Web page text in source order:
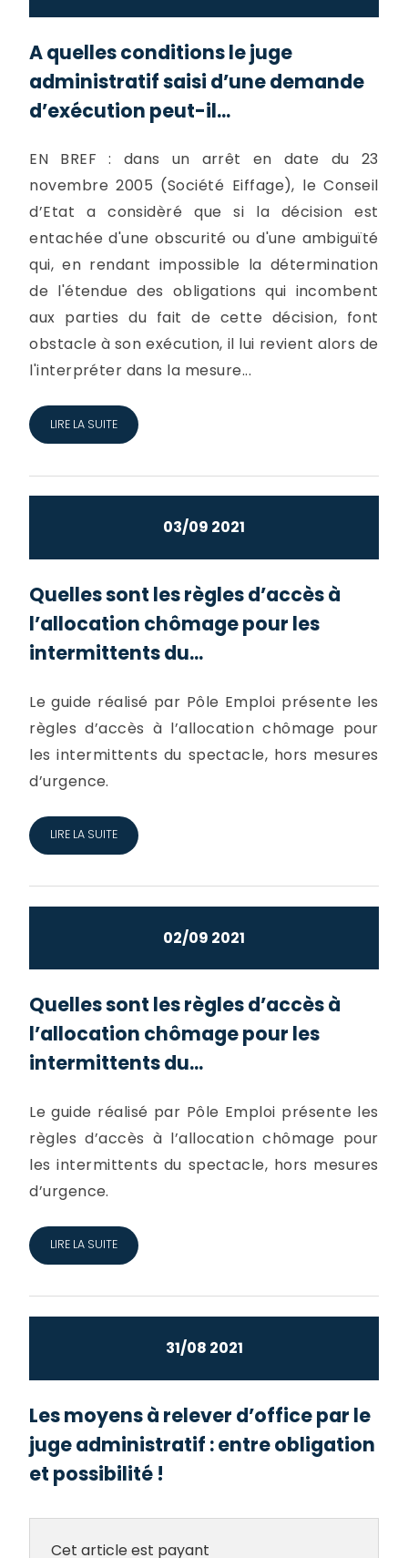
A quelles conditions le juge
administratif saisi d’une demande
d’exécution peut-il...
EN BREF : dans un arrêt en date du 23
novembre 2005 (Société Eiffage), le Conseil
d’Etat a considèré que si la décision est
entachée d'une obscurité ou d'une ambiguïté
qui, en rendant impossible la détermination
de l'étendue des obligations qui incombent
aux parties du fait de cette décision, font
obstacle à son exécution, il lui revient alors de
l'interpréter dans la mesure...
LIRE LA SUITE
03/09 2021
Quelles sont les règles d’accès à
l’allocation chômage pour les
intermittents du...
Le guide réalisé par Pôle Emploi présente les
règles d’accès à l’allocation chômage pour
les intermittents du spectacle, hors mesures
d’urgence.
LIRE LA SUITE
02/09 2021
Quelles sont les règles d’accès à
l’allocation chômage pour les
intermittents du...
Le guide réalisé par Pôle Emploi présente les
règles d’accès à l’allocation chômage pour
les intermittents du spectacle, hors mesures
d’urgence.
LIRE LA SUITE
31/08 2021
Les moyens à relever d’office par le
juge administratif : entre obligation
et possibilité !
Cet article est payant